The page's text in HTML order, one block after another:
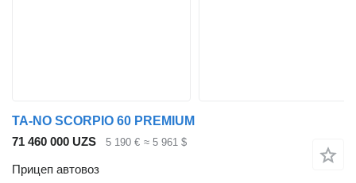
TA-NO SCORPIO 60 PREMIUM
71 460 000 UZS
5 190 € ≈ 5 961 $
Прицеп автовоз